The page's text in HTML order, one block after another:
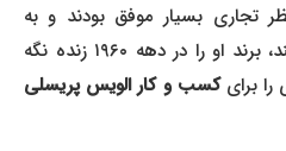
تجاری بسیار موفق بودند و به
عنوان یک ابزار بازاریابی قدرتمند، برند او را در دهه ۱۹۶۰ زنده نگه
را برایکسب و کار الویس پریسلی